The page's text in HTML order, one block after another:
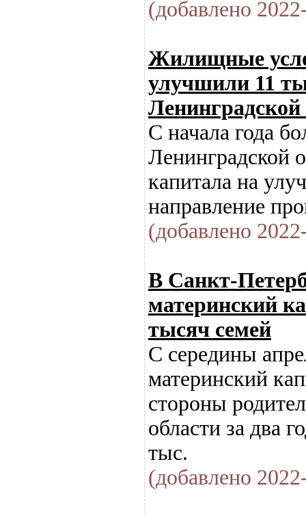
(добавлено
Жилищные
улучшили 11
Ленинградской
С начала года
Ленинградской
капитала на
направление
(добавлено
В Санкт-
материнский
тысяч семей
С середины
материнский
стороны
области за два
тыс.
(добавлено